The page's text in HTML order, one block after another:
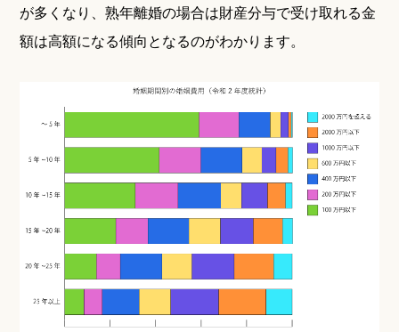
が多くなり、熟年離婚の場合は財産分与で受け取れる金
額は高額になる傾向となるのがわかります。